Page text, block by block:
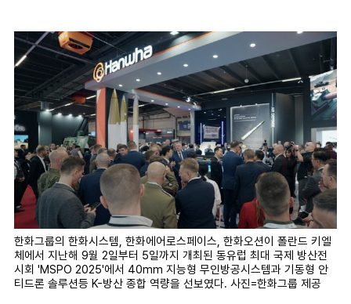
한화그룹의 한화시스템, 한화에어로스페이스, 한화오션이 폴란드 키엘
체에서 지난해 9월 2일부터 5일까지 개최된 동유럽 최대 국제 방산전
시회 'MSPO 2025'에서 40mm 지능형 무인방공시스템과 기동형 안
티드론 솔루션등 K-방산 종합 역량을 선보였다. 사진=한화그룹 제공